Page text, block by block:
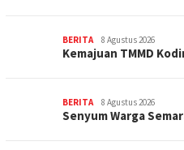
BERITA 8 Agustus 2026
Kemajuan TMMD
BERITA 8 Agustus 2026
Senyum Warga